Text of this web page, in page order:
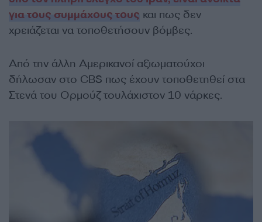
για τους συμμάχους τους και πως δεν
χρειάζεται να τοποθετήσουν βόμβες.
Από την άλλη Αμερικανοί αξιωματούχοι
δήλωσαν στο CBS πως έχουν τοποθετηθεί στα
Στενά του Ορμούζ τουλάχιστον 10 νάρκες.